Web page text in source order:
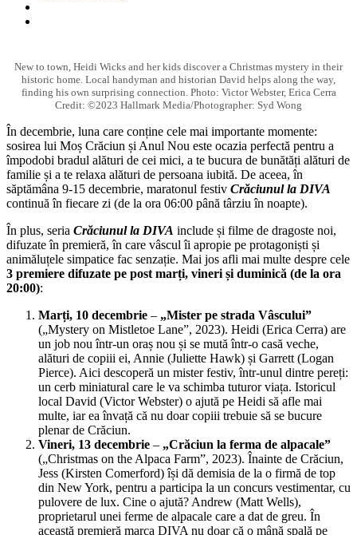
New to town, Heidi Wicks and her kids discover a Christmas mystery in their
historic home. Local handyman and historian David helps along the way,
finding his own surprising connection. Photo: Victor Webster, Erica Cerra
Credit: ©2023 Hallmark Media/Photographer: Syd Wong
În decembrie, luna care conține cele mai importante momente:
sosirea lui Moș Crăciun și Anul Nou este ocazia perfectă pentru a
împodobi bradul alături de cei mici, a te bucura de bunătăți alături de
familie și a te relaxa alături de persoana iubită. De aceea, în
săptămâna 9-15 decembrie, maratonul festiv Crăciunul la DIVA
continuă în fiecare zi (de la ora 06:00 până târziu în noapte).
În plus, seria Crăciunul la DIVA include și filme de dragoste noi,
difuzate în premieră, în care vâscul îi apropie pe protagoniști și
animăluțele simpatice fac senzație. Mai jos afli mai multe despre cele
3 premiere difuzate pe post marți, vineri și duminică (de la ora
20:00):
Marți, 10 decembrie – „Mister pe strada Vâscului”
(„Mystery on Mistletoe Lane”, 2023). Heidi (Erica Cerra) are
un job nou într-un oraș nou și se mută într-o casă veche,
alături de copiii ei, Annie (Juliette Hawk) și Garrett (Logan
Pierce). Aici descoperă un mister festiv, într-unul dintre pereți:
un cerb miniatural care le va schimba tuturor viața. Istoricul
local David (Victor Webster) o ajută pe Heidi să afle mai
multe, iar ea învață că nu doar copiii trebuie să se bucure
plenar de Crăciun.
Vineri, 13 decembrie – „Crăciun la ferma de alpacale”
(„Christmas on the Alpaca Farm”, 2023). Înainte de Crăciun,
Jess (Kirsten Comerford) își dă demisia de la o firmă de top
din New York, pentru a participa la un concurs vestimentar, cu
pulovere de lux. Cine o ajută? Andrew (Matt Wells),
proprietarul unei ferme de alpacale care a dat de greu. În
această premieră marca DIVA nu doar că o mână spală pe